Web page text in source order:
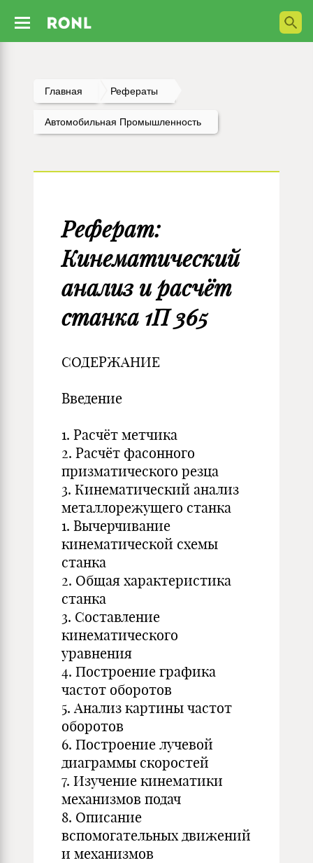
Главная Рефераты
Автомобильная Промышленность
Реферат:
Кинематический
анализ и расчёт
станка 1П 365
СОДЕРЖАНИЕ
Введение
1. Расчёт метчика
2. Расчёт фасонного
призматического резца
3. Кинематический анализ
металлорежущего станка
1. Вычерчивание
кинематической схемы
станка
2. Общая характеристика
станка
3. Составление
кинематического
уравнения
4. Построение графика
частот оборотов
5. Анализ картины частот
оборотов
6. Построение лучевой
диаграммы скоростей
7. Изучение кинематики
механизмов подач
8. Описание
вспомогательных движений
и механизмов